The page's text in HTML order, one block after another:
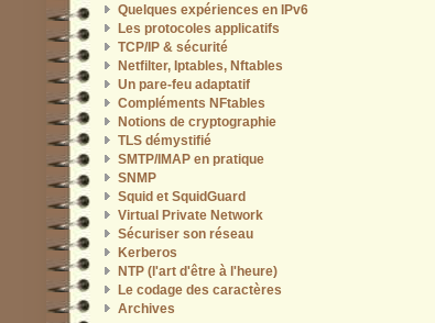
Quelques expériences en IPv6
Les protocoles applicatifs
TCP/IP & sécurité
Netfilter, Iptables, Nftables
Un pare-feu adaptatif
Compléments NFtables
Notions de cryptographie
TLS démystifié
SMTP/IMAP en pratique
SNMP
Squid et SquidGuard
Virtual Private Network
Sécuriser son réseau
Kerberos
NTP (l'art d'être à l'heure)
Le codage des caractères
Archives